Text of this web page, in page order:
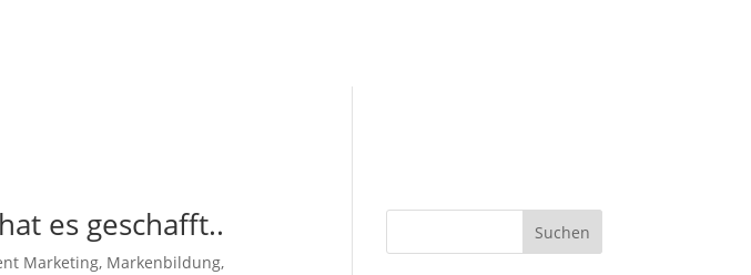
es geschafft..
Marketing, Markenbildung,
Suchen